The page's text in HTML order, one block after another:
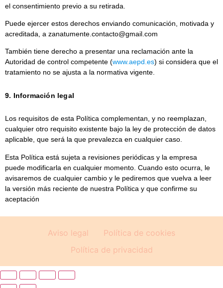
el consentimiento previo a su retirada.
Puede ejercer estos derechos enviando comunicación, motivada y
acreditada, a zanatumente.contacto@gmail.com
También tiene derecho a presentar una reclamación ante la
Autoridad de control competente (www.aepd.es) si considera que el
tratamiento no se ajusta a la normativa vigente.
9. Información legal
Los requisitos de esta Política complementan, y no reemplazan,
cualquier otro requisito existente bajo la ley de protección de datos
aplicable, que será la que prevalezca en cualquier caso.
Esta Política está sujeta a revisiones periódicas y la empresa
puede modificarla en cualquier momento. Cuando esto ocurra, le
avisaremos de cualquier cambio y le pediremos que vuelva a leer
la versión más reciente de nuestra Política y que confirme su
aceptación
Aviso legal
Política de cookies
Política de privacidad